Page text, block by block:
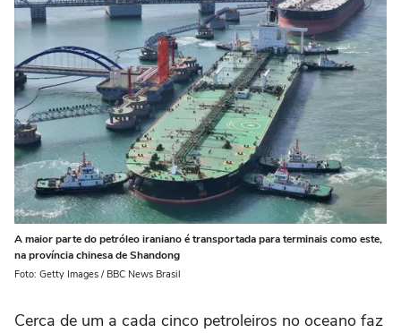
A maior parte do petróleo iraniano é transportada para terminais como este,
na província chinesa de Shandong
Foto: Getty Images / BBC News Brasil
Cerca de um a cada cinco petroleiros no oceano faz